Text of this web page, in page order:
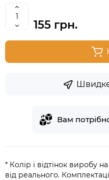
155 грн.
Вам
* Колір і відтінок виробу
від реального.